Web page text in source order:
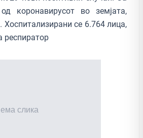
коронавирусот во земјата,
Хоспитализирани се 6.764 лица,
респиратор